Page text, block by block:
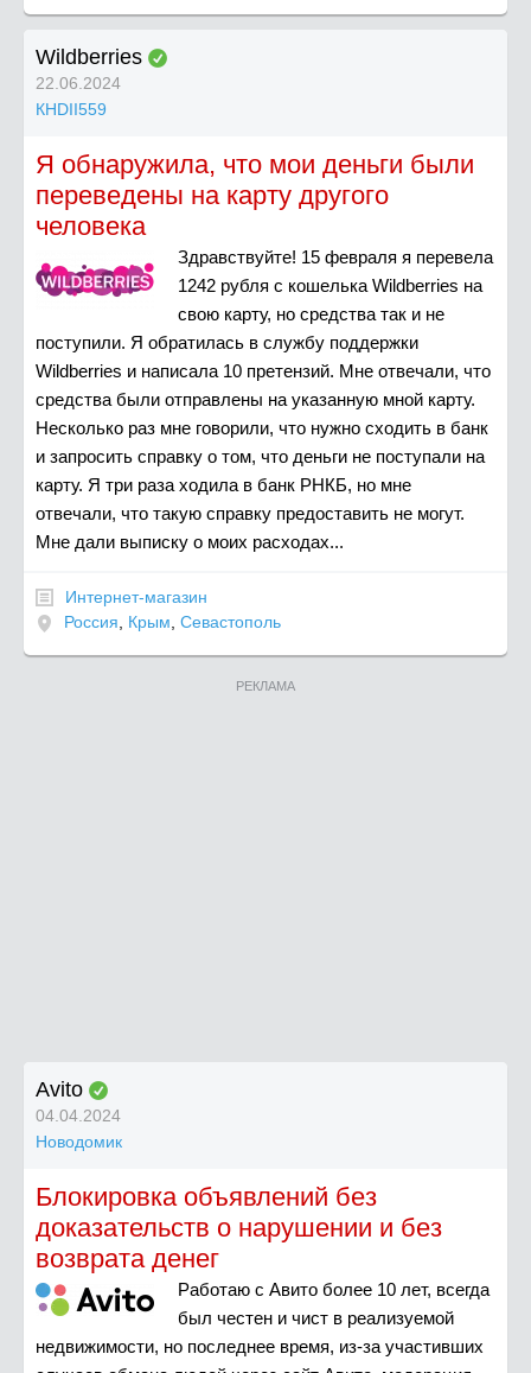
Wildberries
22.06.2024
КНDII559
Я обнаружила, что мои деньги были
переведены на карту другого
человека
Здравствуйте! 15 февраля я перевела
1242 рубля с кошелька Wildberries на
свою карту, но средства так и не
поступили. Я обратилась в службу поддержки
Wildberries и написала 10 претензий. Мне отвечали, что
средства были отправлены на указанную мной карту.
Несколько раз мне говорили, что нужно сходить в банк
и запросить справку о том, что деньги не поступали на
карту. Я три раза ходила в банк РНКБ, но мне
отвечали, что такую справку предоставить не могут.
Мне дали выписку о моих расходах...
Интернет-магазин
Россия, Крым, Севастополь
РЕКЛАМА
Avito
04.04.2024
Новодомик
Блокировка объявлений без
доказательств о нарушении и без
возврата денег
Работаю с Авито более 10 лет, всегда
был честен и чист в реализуемой
недвижимости, но последнее время, из-за участивших